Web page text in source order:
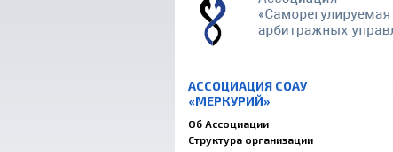
АССОЦИАЦИЯ СОАУ
«МЕРКУРИЙ»
Об Ассоциации
Структура организации